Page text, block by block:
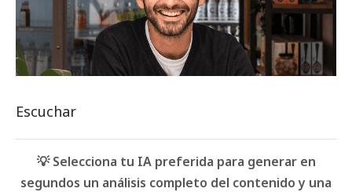
Escuchar
💡 Selecciona tu IA preferida para generar en
segundos un análisis completo del contenido y una